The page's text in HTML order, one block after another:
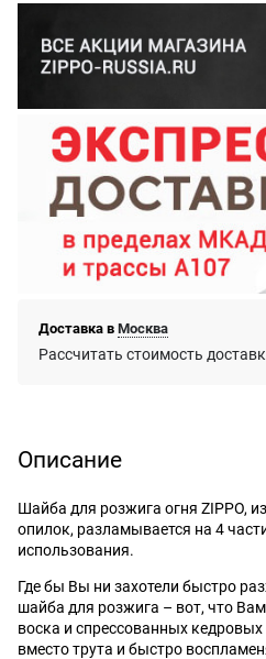
Доставка в Москва
Рассчитать стоимость
Описание
Шайба для розжига огня ZIPPO,
опилок, разламывается на 4
использования.
Где бы Вы ни захотели быстро
шайба для розжига – вот, что
воска и спрессованных кедровых
вместо трута и быстро